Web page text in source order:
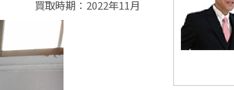
買取時期：2022年11月